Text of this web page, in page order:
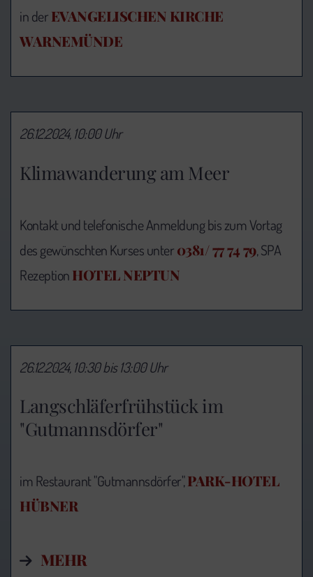
in derEVANGELISCHEN KIRCHE
WARNEMÜNDE
Klimawanderung am Meer
26.12.2024, 10:00 Uhr
Kontakt und telefonische Anmeldung bis zum Vortag
des gewünschten Kurses unter0381/ 77 74 79, SPA
RezeptionHOTEL NEPTUN
Langschläferfrühstück im
"Gutmannsdörfer"
26.12.2024, 10:30 bis 13:00 Uhr
im Restaurant "Gutmannsdörfer",PARK-HOTEL
HÜBNER
MEHR